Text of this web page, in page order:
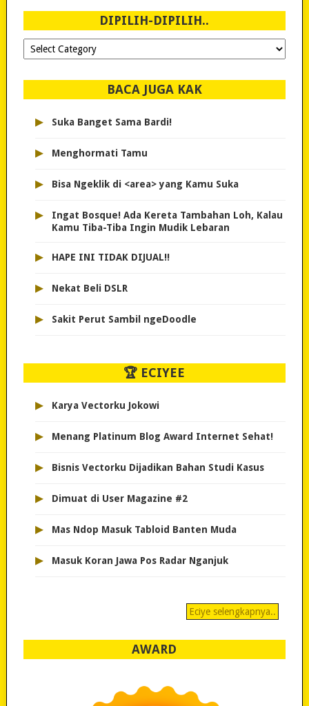
DIPILIH-DIPILIH..
Dipilih-
dipilih..
BACA JUGA KAK
▸ Suka Banget Sama Bardi!
▸ Menghormati Tamu
▸ Bisa Ngeklik di <area> yang Kamu Suka
▸
Ingat Bosque! Ada Kereta Tambahan Loh, Kalau
Kamu Tiba-Tiba Ingin Mudik Lebaran
▸ HAPE INI TIDAK DIJUAL!!
▸ Nekat Beli DSLR
▸ Sakit Perut Sambil ngeDoodle
🏆 ECIYEE
▸ Karya Vectorku Jokowi
▸ Menang Platinum Blog Award Internet Sehat!
▸ Bisnis Vectorku Dijadikan Bahan Studi Kasus
▸ Dimuat di User Magazine #2
▸ Mas Ndop Masuk Tabloid Banten Muda
▸ Masuk Koran Jawa Pos Radar Nganjuk
Eciye selengkapnya..
AWARD